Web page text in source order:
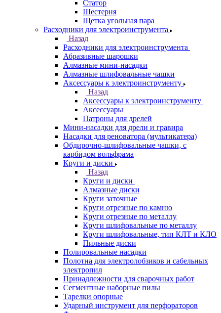
Статор
Шестерня
Щетка угольная пара
Расходники для электроинструмента
Назад
Расходники для электроинструмента
Абразивные шарошки
Алмазные мини-насадки
Алмазные шлифовальные чашки
Аксессуары к электроинструменту
Назад
Аксессуары к электроинструменту
Аксессуары
Патроны для дрелей
Мини-насадки для дрели и гравира
Насадки для реноватора (мультикатера)
Обдирочно-шлифовальные чашки, с
карбидом вольфрама
Круги и диски
Назад
Круги и диски
Алмазные диски
Круги заточные
Круги отрезные по камню
Круги отрезные по металлу
Круги шлифовальные по металлу
Круги шлифовальные, тип КЛТ и КЛО
Пильные диски
Полировальные насадки
Полотна для электролобзиков и сабельных
электропил
Принадлежности для сварочных работ
Сегментные наборные пилы
Тарелки опорные
Ударный инструмент для перфораторов